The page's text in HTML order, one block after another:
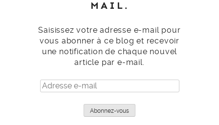
MAIL.
Saisissez votre adresse e-mail pour
vous abonner à ce blog et recevoir
une notification de chaque nouvel
article par e-mail.
Adresse
e-
Abonnez-vous